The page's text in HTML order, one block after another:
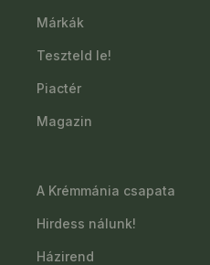
Márkák
Teszteld le!
Piactér
Magazin
A Krémmánia csapata
Hirdess nálunk!
Házirend